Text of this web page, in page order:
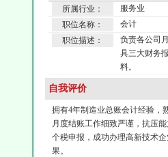
所属行业：
服务业
职位名称：
会计
职位描述：
负责各公司
具三大财务
料。
自我评价
拥有4年制造业总账会计经验，
月度结账工作细致严谨，抗压
个税申报，成功办理高新技术
果。